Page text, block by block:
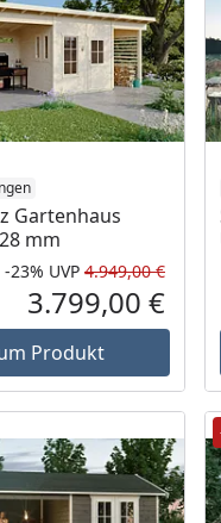
Gartenhaus
mm
-23% UVP 4.949,00 €
3.799,00 €
Produkt